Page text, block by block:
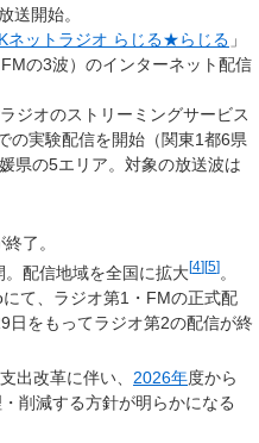
送開始。
ネットラジオ らじる★らじる 」
の3波）のインターネット配信
ジオのストリーミングサービス
の実験配信を開始（関東1都6県
県の5エリア。対象の放送波は
了。
配信地域を全国に拡大[4][5] 。
て、ラジオ第1・FMの正式配
日をもってラジオ第2の配信が終
出改革に伴い、 2026年度から
削減する方針が明らかになる